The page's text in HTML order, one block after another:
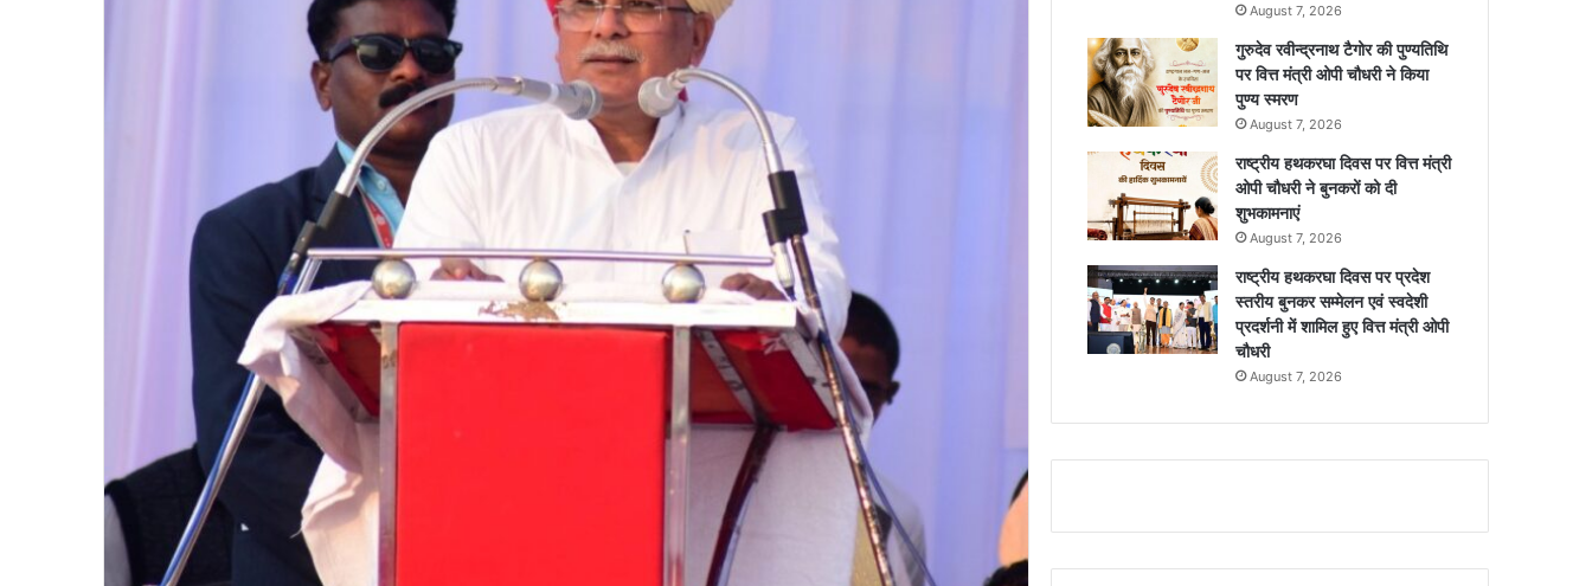
August 7, 2026
गुरुदेव रवीन्द्रनाथ टैगोर की पुण्यतिथि
पर वित्त मंत्री ओपी चौधरी ने किया
पुण्य स्मरण
August 7, 2026
राष्ट्रीय हथकरघा दिवस पर वित्त मंत्री
ओपी चौधरी ने बुनकरों को दी
शुभकामनाएं
August 7, 2026
राष्ट्रीय हथकरघा दिवस पर प्रदेश
स्तरीय बुनकर सम्मेलन एवं स्वदेशी
प्रदर्शनी में शामिल हुए वित्त मंत्री ओपी
चौधरी
August 7, 2026